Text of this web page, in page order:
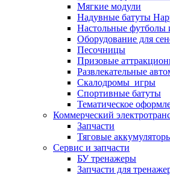
Мягкие модули
Надувные батуты
Настольные футболы
Оборудование для
Песочницы
Призовые
Развлекательные
Скалодромы_игры
Спортивные батуты
Тематическое
Коммерческий
Запчасти
Тяговые
Сервис и запчасти
БУ тренажеры
Запчасти для